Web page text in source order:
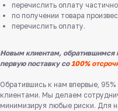
перечислить оплату
по получении товара
перечислить оплату.
Новым клиентам, обратившимся
первую поставку со100%
Обратившись к нам впервые,
клиентами. Мы делаем
минимизируя любые риски. Для